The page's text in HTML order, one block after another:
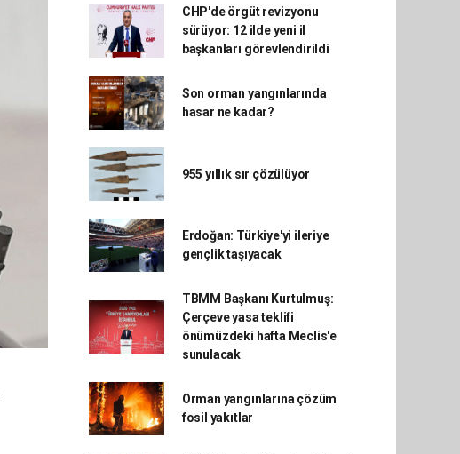
CHP'de örgüt revizyonu
sürüyor: 12 ilde yeni il
başkanları görevlendirildi
Son orman yangınlarında
hasar ne kadar?
955 yıllık sır çözülüyor
Erdoğan: Türkiye'yi ileriye
gençlik taşıyacak
TBMM Başkanı Kurtulmuş:
Çerçeve yasa teklifi
önümüzdeki hafta Meclis'e
sunulacak
Orman yangınlarına çözüm
fosil yakıtlar